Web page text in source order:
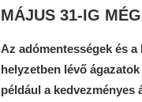
MÁJUS 31-IG
Az adómentességek és
helyzetben lévő
például a kedvezményes